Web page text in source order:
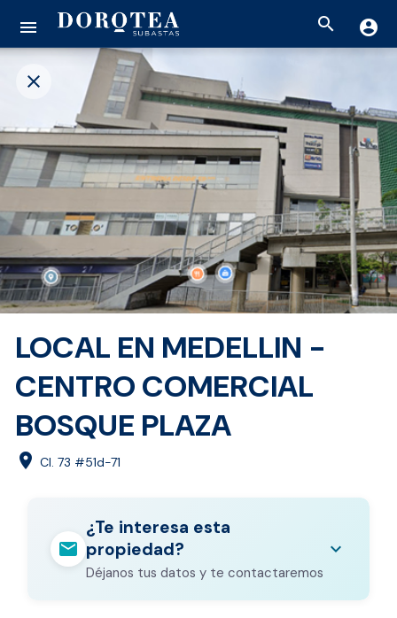
menu search account_circle
close
LOCAL EN MEDELLIN -
CENTRO COMERCIAL
BOSQUE PLAZA
location_on Cl. 73 #51d-71
mail
¿Te interesa esta
propiedad?
Déjanos tus datos y te contactaremos
expand_more